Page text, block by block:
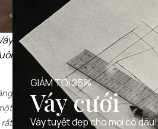
GIẢM TỚI 25%
Váy cưới
Váy tuyệt đẹp cho mọi cô dâu!